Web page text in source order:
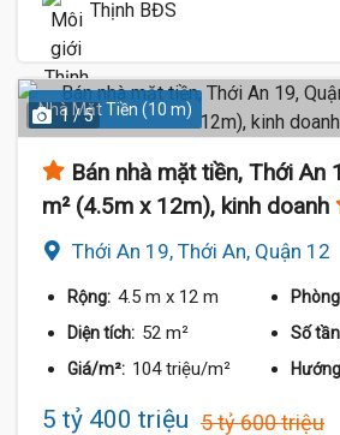
Thịnh BĐS
Nhà Mặt Tiền (10 m)
1 / 5
Bán nhà mặt tiền, Thới An
m² (4.5m x 12m), kinh doanh
Thới An 19, Thới An, Quận 12
Rộng: 4.5 m x 12 m
Diện tích: 52 m² Số
Giá/m²: 104 triệu/m²
5 tỷ 400 triệu 5 tỷ 600 triệu